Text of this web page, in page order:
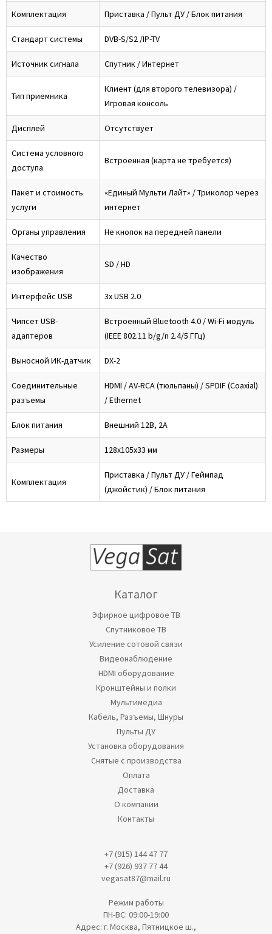
Комплектация Приставка / Пульт ДУ / Блок питания
Стандарт системы DVB-S/S2 /IP-TV
Источник сигнала Спутник / Интернет
Тип приемника
Клиент (для второго телевизора) /
Игровая консоль
Дисплей Отсутствует
Система условного
доступа
Встроенная (карта не требуется)
Пакет и стоимость
услуги
«Единый Мульти Лайт» / Триколор через
интернет
Органы управления Не кнопок на передней панели
Качество
изображения
SD / HD
Интерфейс USB 3x USB 2.0
Чипсет USB-
адаптеров
Встроенный Bluetooth 4.0 / Wi-Fi модуль
(IEEE 802.11 b/g/n 2.4/5 ГГц)
Выносной ИК-датчик DX-2
Соединительные
разъемы
HDMI / AV-RCA (тюльпаны) / SPDIF (Coaxial)
/ Ethernet
Блок питания Внешний 12В, 2А
Размеры 128x105x33 мм
Комплектация
Приставка / Пульт ДУ / Геймпад
(джойстик) / Блок питания
Каталог
Эфирное цифровое ТВ
Спутниковое ТВ
Усиление сотовой связи
Видеонаблюдение
HDMI оборудование
Кронштейны и полки
Мультимедиа
Кабель, Разъемы, Шнуры
Пульты ДУ
Установка оборудования
Снятые с производства
Оплата
Доставка
О компании
Контакты
+7 (915) 144 47 77
+7 (926) 937 77 44
vegasat87@mail.ru
Режим работы
ПН-ВС: 09:00-19:00
Адрес: г. Москва, Пятницкое ш.,